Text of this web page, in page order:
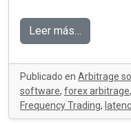
Leer más…
Publicado en Arbitrage
software, forex arbitrage,
Frequency Trading,